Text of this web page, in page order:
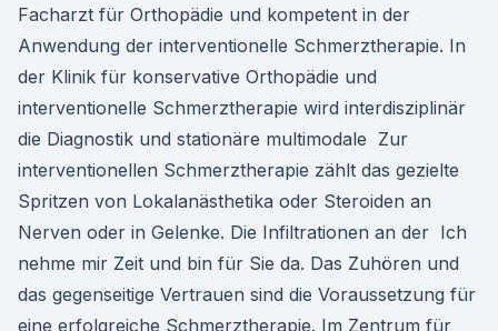
Facharzt für Orthopädie und kompetent in der
Anwendung der interventionelle Schmerztherapie. In
der Klinik für konservative Orthopädie und
interventionelle Schmerztherapie wird interdisziplinär
die Diagnostik und stationäre multimodale Zur
interventionellen Schmerztherapie zählt das gezielte
Spritzen von Lokalanästhetika oder Steroiden an
Nerven oder in Gelenke. Die Infiltrationen an der Ich
nehme mir Zeit und bin für Sie da. Das Zuhören und
das gegenseitige Vertrauen sind die Voraussetzung für
eine erfolgreiche Schmerztherapie. Im Zentrum für